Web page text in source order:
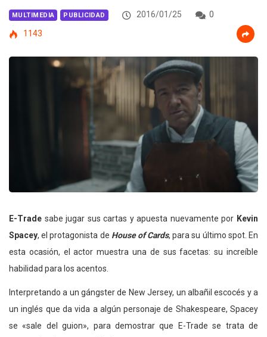
MULTIMEDIA PUBLICIDAD 2016/01/25
0
1143
E-Trade sabe jugar sus cartas y apuesta nuevamente por Kevin
Spacey, el protagonista de House of Cards, para su último spot. En
esta ocasión, el actor muestra una de sus facetas: su increíble
habilidad para los acentos.
Interpretando a un gángster de New Jersey, un albañil escocés y a
un inglés que da vida a algún personaje de Shakespeare, Spacey
se «sale del guion», para demostrar que E-Trade se trata de